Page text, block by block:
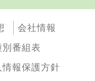
会社情報
別番組表
情報保護方針